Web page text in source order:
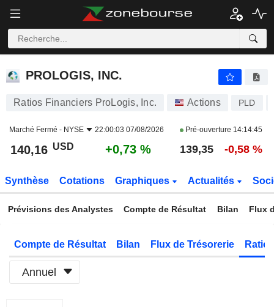
PROLOGIS, INC.
PROLOGIS, INC.
Ratios Financiers ProLogis, Inc. Actions PLD
Marché Fermé - NYSE 22:00:03 07/08/2026 Pré-ouverture 14:14:45
140,16 USD +0,73 % 139,35 -0,58 %
Synthèse Cotations Graphiques Actualités
Prévisions des Analystes Compte de Résultat Bilan Flux
Compte de Résultat Bilan Flux de Trésorerie
Annuel